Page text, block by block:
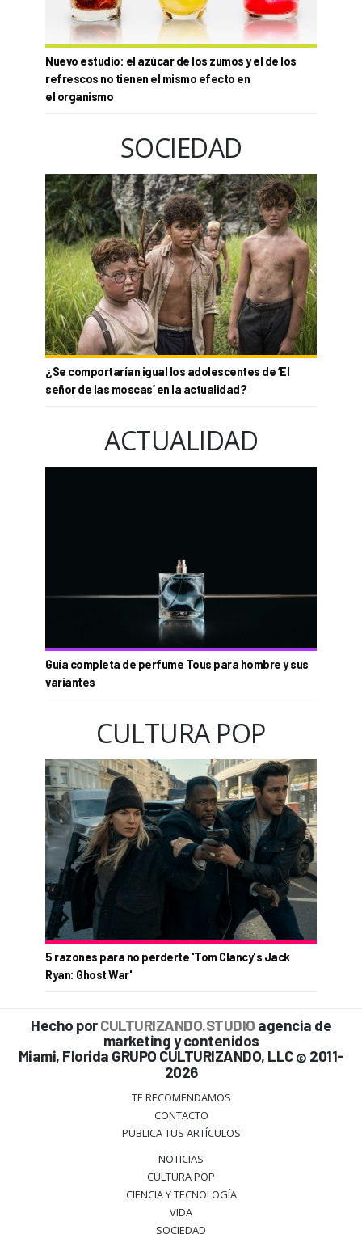
Nuevo estudio: el azúcar de los zumos y el de los
refrescos no tienen el mismo efecto en
el organismo
SOCIEDAD
¿Se comportarían igual los adolescentes de ‘El
señor de las moscas’ en la actualidad?
ACTUALIDAD
Guía completa de perfume Tous para hombre y sus
variantes
CULTURA POP
5 razones para no perderte 'Tom Clancy's Jack
Ryan: Ghost War'
Hecho porCULTURIZANDO.STUDIO agencia de
marketing y contenidos
Miami, Florida GRUPO CULTURIZANDO, LLC © 2011-
2026
TE RECOMENDAMOS
CONTACTO
PUBLICA TUS ARTÍCULOS
NOTICIAS
CULTURA POP
CIENCIA Y TECNOLOGÍA
VIDA
SOCIEDAD